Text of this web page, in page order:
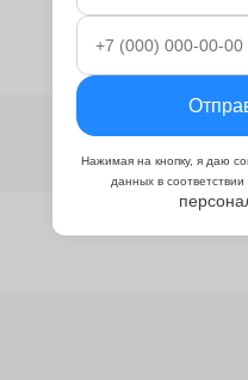
Нажимая на кнопку, я даю
данных в соответствии